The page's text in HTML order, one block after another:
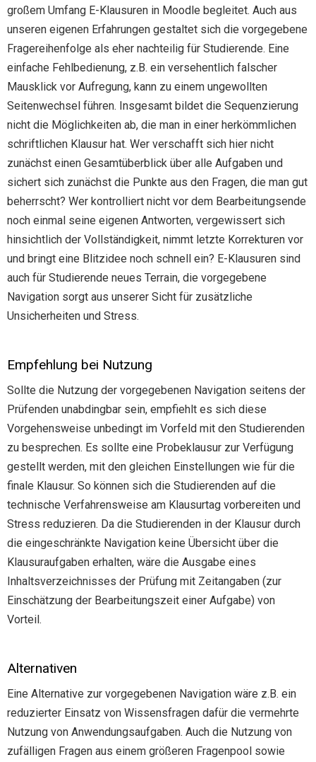
großem Umfang E-Klausuren in Moodle begleitet. Auch aus
unseren eigenen Erfahrungen gestaltet sich die vorgegebene
Fragereihenfolge als eher nachteilig für Studierende. Eine
einfache Fehlbedienung, z.B. ein versehentlich falscher
Mausklick vor Aufregung, kann zu einem ungewollten
Seitenwechsel führen. Insgesamt bildet die Sequenzierung
nicht die Möglichkeiten ab, die man in einer herkömmlichen
schriftlichen Klausur hat. Wer verschafft sich hier nicht
zunächst einen Gesamtüberblick über alle Aufgaben und
sichert sich zunächst die Punkte aus den Fragen, die man gut
beherrscht? Wer kontrolliert nicht vor dem Bearbeitungsende
noch einmal seine eigenen Antworten, vergewissert sich
hinsichtlich der Vollständigkeit, nimmt letzte Korrekturen vor
und bringt eine Blitzidee noch schnell ein? E-Klausuren sind
auch für Studierende neues Terrain, die vorgegebene
Navigation sorgt aus unserer Sicht für zusätzliche
Unsicherheiten und Stress.
Empfehlung bei Nutzung
Sollte die Nutzung der vorgegebenen Navigation seitens der
Prüfenden unabdingbar sein, empfiehlt es sich diese
Vorgehensweise unbedingt im Vorfeld mit den Studierenden
zu besprechen. Es sollte eine Probeklausur zur Verfügung
gestellt werden, mit den gleichen Einstellungen wie für die
finale Klausur. So können sich die Studierenden auf die
technische Verfahrensweise am Klausurtag vorbereiten und
Stress reduzieren. Da die Studierenden in der Klausur durch
die eingeschränkte Navigation keine Übersicht über die
Klausuraufgaben erhalten, wäre die Ausgabe eines
Inhaltsverzeichnisses der Prüfung mit Zeitangaben (zur
Einschätzung der Bearbeitungszeit einer Aufgabe) von
Vorteil.
Alternativen
Eine Alternative zur vorgegebenen Navigation wäre z.B. ein
reduzierter Einsatz von Wissensfragen dafür die vermehrte
Nutzung von Anwendungsaufgaben. Auch die Nutzung von
zufälligen Fragen aus einem größeren Fragenpool sowie